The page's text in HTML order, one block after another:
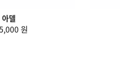
아델
원